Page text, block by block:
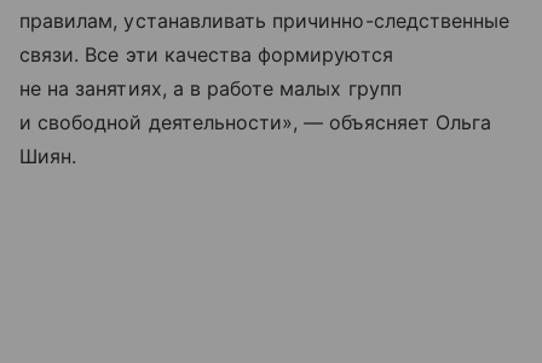
правилам, устанавливать причинно-следственные
связи. Все эти качества формируются
не на занятиях, а в работе малых групп
и свободной деятельности», — объясняет Ольга
Шиян.